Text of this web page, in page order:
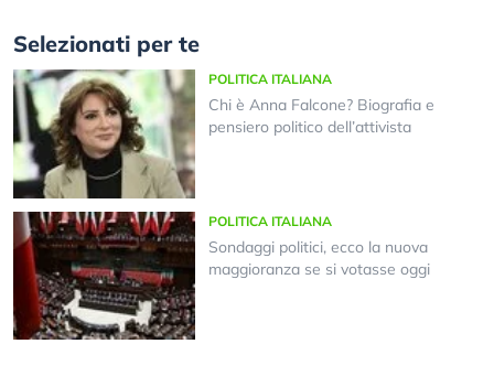
Selezionati per te
POLITICA ITALIANA
Chi è Anna Falcone? Biografia e
pensiero politico dell’attivista
POLITICA ITALIANA
Sondaggi politici, ecco la nuova
maggioranza se si votasse oggi